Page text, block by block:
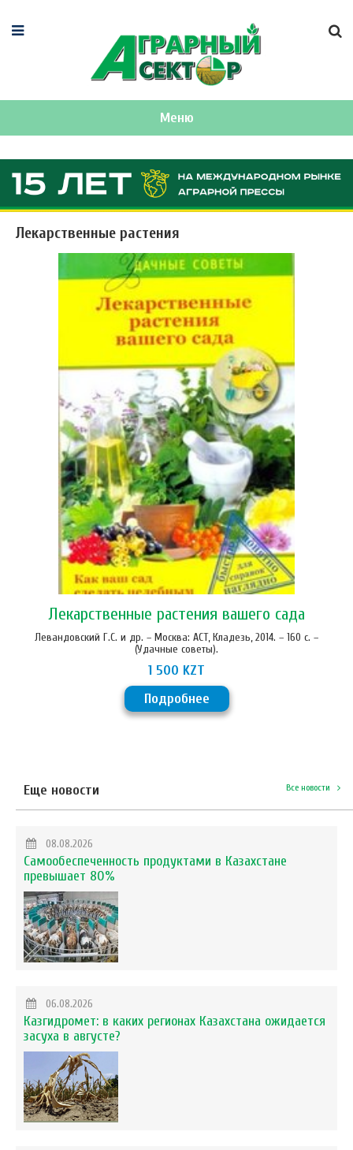
Меню
Лекарственные растения
Лекарственные растения вашего сада
Левандовский Г.С. и др. – Москва: АСТ, Кладезь, 2014. – 160 с. –
(Удачные советы).
1 500 KZT
Подробнее
Еще новости Все новости
08.08.2026
Самообеспеченность продуктами в Казахстане
превышает 80%
06.08.2026
Казгидромет: в каких регионах Казахстана ожидается
засуха в августе?